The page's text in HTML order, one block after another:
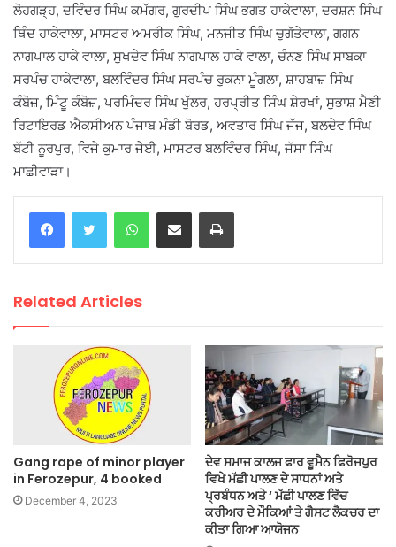
ਲੋਹਗੜ੍ਹ, ਦਵਿੰਦਰ ਸਿੰਘ ਕਮੱਗਰ, ਗੁਰਦੀਪ ਸਿੰਘ ਭਗਤ ਹਾਕੇਵਾਲਾ, ਦਰਸ਼ਨ ਸਿੰਘ
ਥਿੰਦ ਹਾਕੇਵਾਲਾ, ਮਾਸਟਰ ਅਮਰੀਕ ਸਿੰਘ, ਮਨਜੀਤ ਸਿੰਘ ਚੁਗੱਤੇਵਾਲਾ, ਗਗਨ
ਨਾਗਪਾਲ ਹਾਕੇ ਵਾਲਾ, ਸੁਖਦੇਵ ਸਿੰਘ ਨਾਗਪਾਲ ਹਾਕੇ ਵਾਲਾ, ਚੰਨਣ ਸਿੰਘ ਸਾਬਕਾ
ਸਰਪੰਚ ਹਾਕੇਵਾਲਾ, ਬਲਵਿੰਦਰ ਸਿੰਘ ਸਰਪੰਚ ਰੁਕਨਾ ਮੂੰਗਲਾ, ਸ਼ਾਹਬਾਜ਼ ਸਿੰਘ
ਕੰਬੋਜ਼, ਮਿੰਟੂ ਕੰਬੋਜ਼, ਪਰਮਿੰਦਰ ਸਿੰਘ ਖੁੱਲਰ, ਹਰਪ੍ਰੀਤ ਸਿੰਘ ਸ਼ੇਰਖਾਂ, ਸੁਭਾਸ਼ ਮੈਣੀ
ਰਿਟਾਇਰਡ ਐਕਸੀਅਨ ਪੰਜਾਬ ਮੰਡੀ ਬੋਰਡ, ਅਵਤਾਰ ਸਿੰਘ ਜੱਜ, ਬਲਦੇਵ ਸਿੰਘ
ਬੱਟੀ ਨੂਰਪੁਰ, ਵਿਜੇ ਕੁਮਾਰ ਜੇਈ, ਮਾਸਟਰ ਬਲਵਿੰਦਰ ਸਿੰਘ, ਜੱਸਾ ਸਿੰਘ
ਮਾਛੀਵਾੜਾ।
WhatsAppShare via Email Print
Related Articles
Gang rape of minor player
in Ferozepur, 4 booked
December 4, 2023
ਦੇਵ ਸਮਾਜ ਕਾਲਜ ਫਾਰ ਵੂਮੈਨ ਫਿਰੋਜਪੁਰ
ਵਿਖੇ ਮੱਛੀ ਪਾਲਣ ਦੇ ਸਾਧਨਾਂ ਅਤੇ
ਪ੍ਰਬੰਧਨ ਅਤੇ ‘ ਮੱਛੀ ਪਾਲਣ ਵਿੱਚ
ਕਰੀਅਰ ਦੇ ਮੌਕਿਆਂ ਤੇ ਗੈਸਟ ਲੈਕਚਰ ਦਾ
ਕੀਤਾ ਗਿਆ ਆਯੋਜਨ